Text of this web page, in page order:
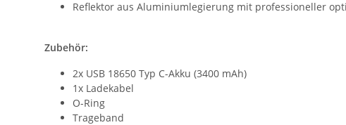
Reflektor aus Aluminiumlegierung mit professioneller
Zubehör:
2x USB 18650 Typ C-Akku (3400 mAh)
1x Ladekabel
O-Ring
Trageband